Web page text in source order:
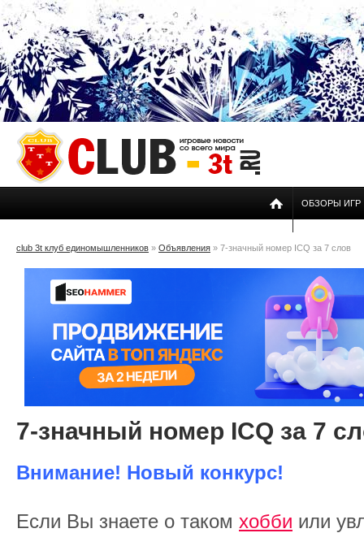
ОБЗОРЫ ИГР
club 3t клуб единомышленников » Объявления » 7-значный номер ICQ за 7 слов
7-значный номер ICQ за 7
Внимание! Новый конкурс!
Если Вы знаете о таком хобби или